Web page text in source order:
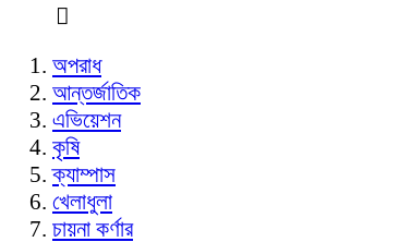
অপরাধ
আন্তর্জাতিক
এভিয়েশন
কৃষি
ক্যাম্পাস
খেলাধুলা
চায়না কর্ণার